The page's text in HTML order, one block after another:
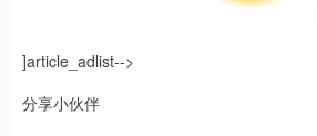
]article_adlist-->
分享小伙伴